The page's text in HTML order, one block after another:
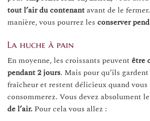
tout l’air du contenantavant de le
manière, vous pourrez les conserver
La huche à pain
En moyenne, les croissants peuvent être
pendant 2 jours. Mais pour qu’ils
fraîcheur et restent délicieux quand vous
consommerez. Vous devez absolument
de l’air. Pour cela vous allez :